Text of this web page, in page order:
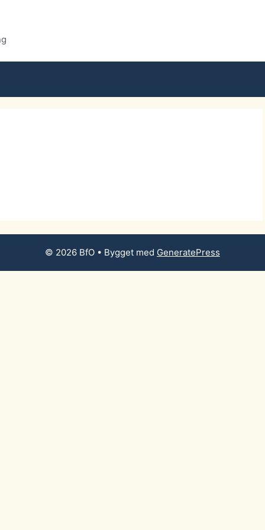
© 2026 BfO • Bygget med GeneratePress